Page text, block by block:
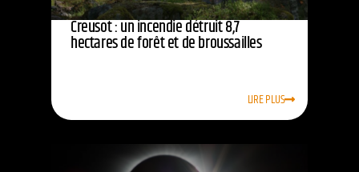
Creusot : un incendie détruit 8,7
hectares de forêt et de broussailles
LIRE PLUS